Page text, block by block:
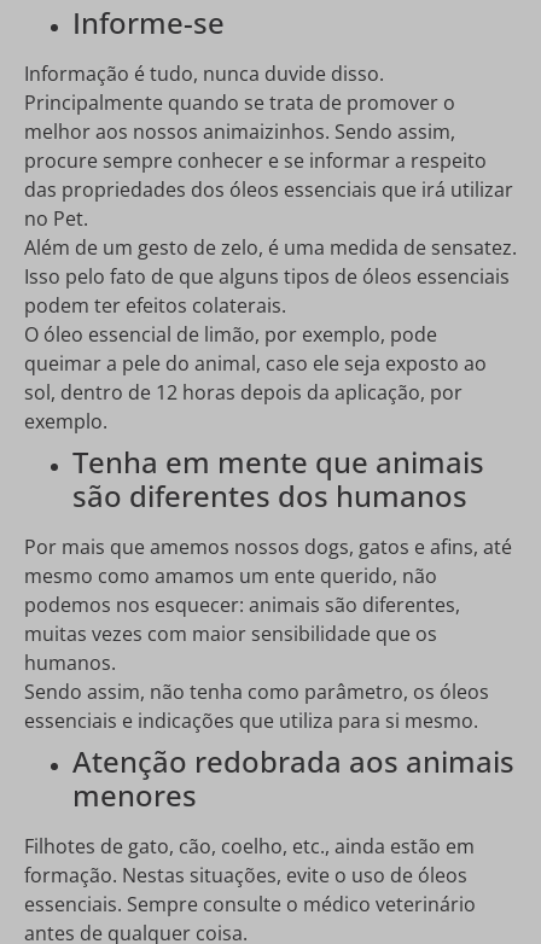
Informe-se
Informação é tudo, nunca duvide disso.
Principalmente quando se trata de promover o
melhor aos nossos animaizinhos. Sendo assim,
procure sempre conhecer e se informar a respeito
das propriedades dos óleos essenciais que irá utilizar
no Pet.
Além de um gesto de zelo, é uma medida de sensatez.
Isso pelo fato de que alguns tipos de óleos essenciais
podem ter efeitos colaterais.
O óleo essencial de limão, por exemplo, pode
queimar a pele do animal, caso ele seja exposto ao
sol, dentro de 12 horas depois da aplicação, por
exemplo.
Tenha em mente que animais
são diferentes dos humanos
Por mais que amemos nossos dogs, gatos e afins, até
mesmo como amamos um ente querido, não
podemos nos esquecer: animais são diferentes,
muitas vezes com maior sensibilidade que os
humanos.
Sendo assim, não tenha como parâmetro, os óleos
essenciais e indicações que utiliza para si mesmo.
Atenção redobrada aos animais
menores
Filhotes de gato, cão, coelho, etc., ainda estão em
formação. Nestas situações, evite o uso de óleos
essenciais. Sempre consulte o médico veterinário
antes de qualquer coisa.